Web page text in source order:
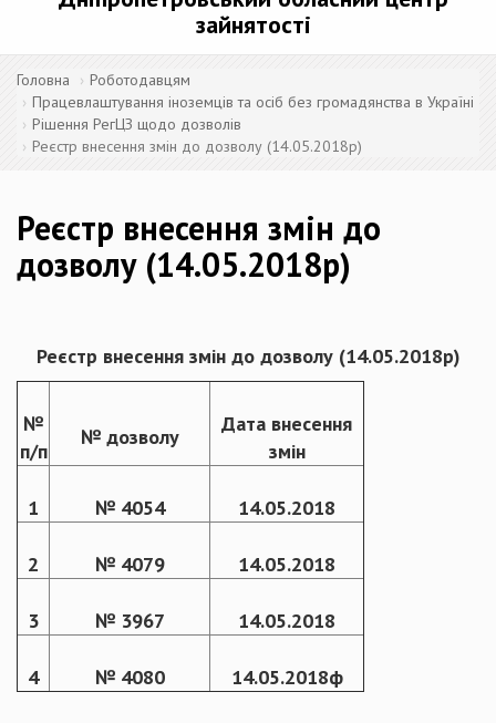
зайнятості
Головна
Роботодавцям
Працевлаштування іноземців та осіб без громадянства в Україні
Рішення РегЦЗ щодо дозволів
Реєстр внесення змін до дозволу (14.05.2018р)
Реєстр внесення змін до
дозволу (14.05.2018р)
Реєстр внесення змін до дозволу (14.05.2018р)
№
п/п
№ дозволу
Дата внесення
змін
1 № 4054 14.05.2018
2 № 4079 14.05.2018
3 № 3967 14.05.2018
4 № 4080 14.05.2018ф